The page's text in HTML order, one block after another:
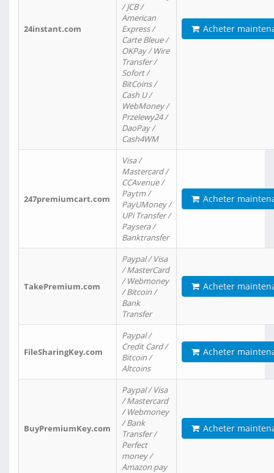
24instant.com
/ JCB /
American
Express /
Carte Bleue /
OKPay / Wire
Transfer /
Sofort /
BitCoins /
Cash U /
WebMoney /
Przelewy24 /
DaoPay /
Cash4WM
Acheter
247premiumcart.com
Visa /
Mastercard /
CCAvenue /
Paytm /
PayUMoney /
UPi Transfer /
Paysera /
Banktransfer
Acheter
TakePremium.com
Paypal / Visa
/ MasterCard
/ Webmoney
/ Bitcoin /
Bank
Transfer
Acheter
FileSharingKey.com
Paypal /
Credit Card /
Bitcoin /
Altcoins
Acheter
BuyPremiumKey.com
Paypal / Visa
/ Mastercard
/ Webmoney
/ Bank
Transfer /
Perfect
money /
Amazon pay
Acheter